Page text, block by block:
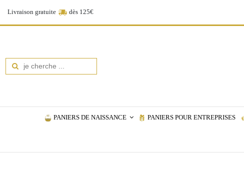
Livraison gratuite dès 125€
PANIERS DE NAISSANCE PANIERS POUR ENTREPRISES